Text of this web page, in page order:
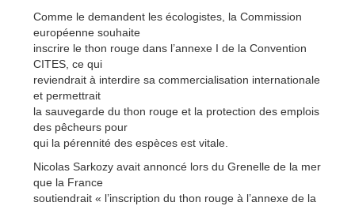
Comme le demandent les écologistes, la Commission
européenne souhaite
inscrire le thon rouge dans l’annexe I de la Convention
CITES, ce qui
reviendrait à interdire sa commercialisation internationale
et permettrait
la sauvegarde du thon rouge et la protection des emplois
des pêcheurs pour
qui la pérennité des espèces est vitale.
Nicolas Sarkozy avait annoncé lors du Grenelle de la mer
que la France
soutiendrait « l’inscription du thon rouge à l’annexe de la